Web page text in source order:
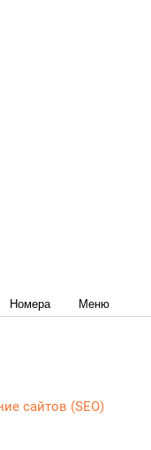
Номера Меню
развития
Телефония для
сайтов (SEO)